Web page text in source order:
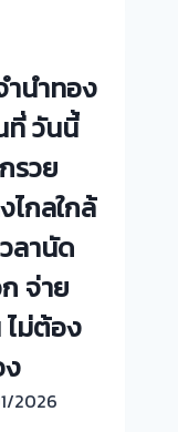
นำทอง
วันนี้
รวย
ไกลใกล้
ลานัด
จ่าย
ม่ต้อง
2026